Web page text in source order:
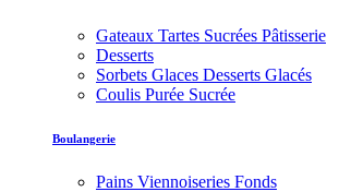
Gateaux Tartes Sucrées Pâtisserie
Desserts
Sorbets Glaces Desserts Glacés
Coulis Purée Sucrée
Boulangerie
Pains Viennoiseries Fonds